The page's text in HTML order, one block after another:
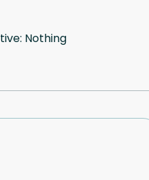
Nothing